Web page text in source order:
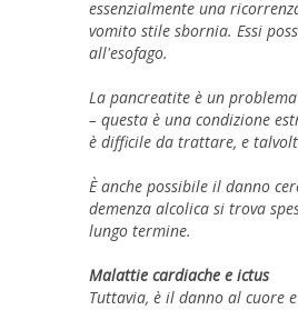
essenzialmente una
vomito stile sbornia. Essi
all'esofago.
La pancreatite è un
– questa è una condizione
è difficile da trattare, e
È anche possibile il danno
demenza alcolica si trova
lungo termine.
Malattie cardiache e ictus
Tuttavia, è il danno al cuore